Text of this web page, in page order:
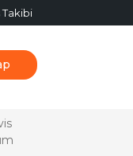
Takibi